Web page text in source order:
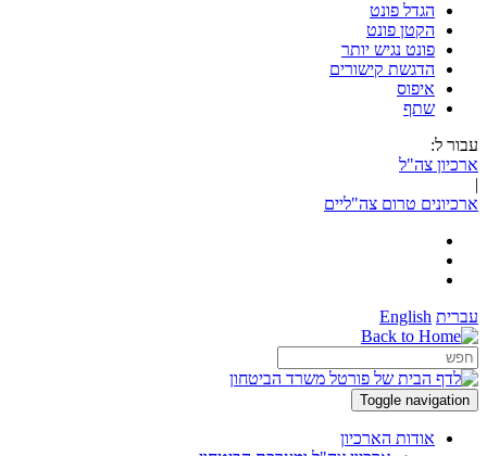
הגדל פונט
הקטן פונט
פונט נגיש יותר
הדגשת קישורים
איפוס
שתף
עבור ל:
ארכיון צה"ל
|
ארכיונים טרום צה"ליים
עברית English
Toggle navigation
אודות הארכיון